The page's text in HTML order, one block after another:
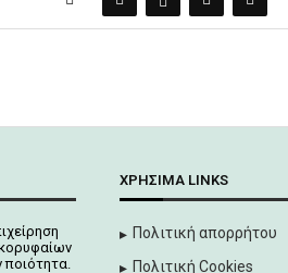
ποιότητα.
ΧΡΉΣΙΜΑ LINKS
Πολιτική απορρήτου
Πολιτική Cookies